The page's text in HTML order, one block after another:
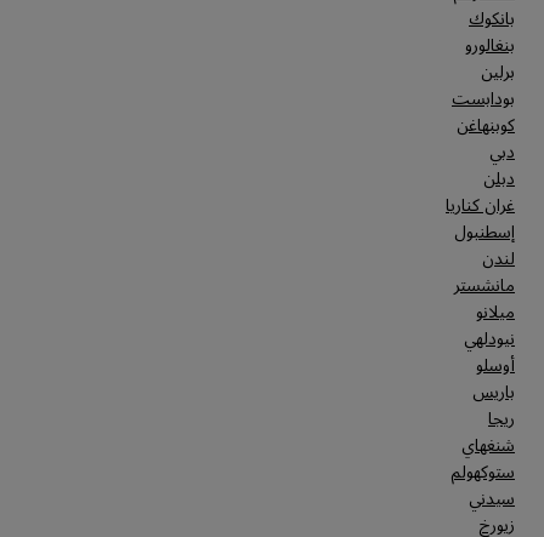
بانكوك
بنغالورو
برلين
بودابست
كوبنهاغن
دبي
دبلن
غران كناريا
إسطنبول
لندن
مانشستر
ميلانو
نيودلهي
أوسلو
باريس
ريجا
شنغهاي
ستوكهولم
سيدني
زيورخ